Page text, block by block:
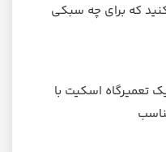
که برای چه سبکی